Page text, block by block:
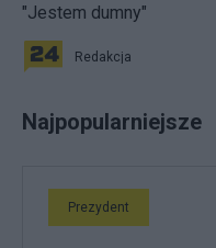
"Jestem dumny"
Redakcja
Najpopularniejsze
Prezydent